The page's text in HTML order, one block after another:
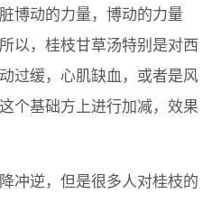
博动的力量，博动的力量
以，桂枝甘草汤特别是对西
过缓，心肌缺血，或者是风
个基础方上进行加减，效果
冲逆，但是很多人对桂枝的